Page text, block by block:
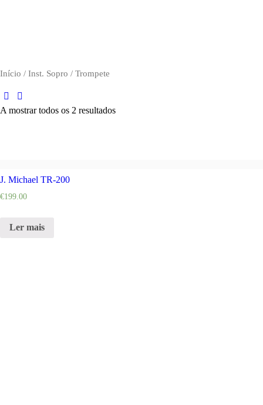
Início / Inst. Sopro / Trompete
A mostrar todos os 2 resultados
J. Michael TR-200
€199.00
Ler mais